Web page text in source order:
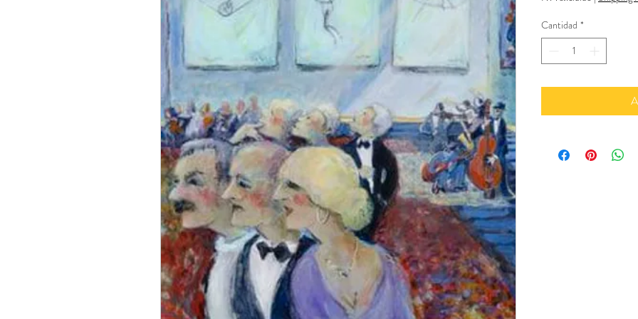
Cantidad *